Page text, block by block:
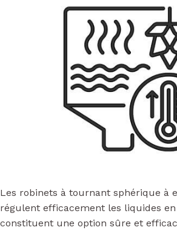
Les robinets à tournant sphérique à
régulent efficacement les liquides
constituent une option sûre et